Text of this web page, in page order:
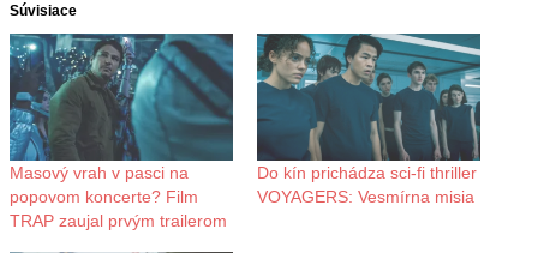
Súvisiace
Masový vrah v pasci na
popovom koncerte? Film
TRAP zaujal prvým trailerom
Do kín prichádza sci-fi thriller
VOYAGERS: Vesmírna misia